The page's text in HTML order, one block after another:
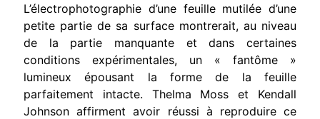
L’électrophotographie d’une feuille mutilée d’une
petite partie de sa surface montrerait, au niveau
de la partie manquante et dans certaines
conditions expérimentales, un « fantôme »
lumineux épousant la forme de la feuille
parfaitement intacte. Thelma Moss et Kendall
Johnson affirment avoir réussi à reproduire ce